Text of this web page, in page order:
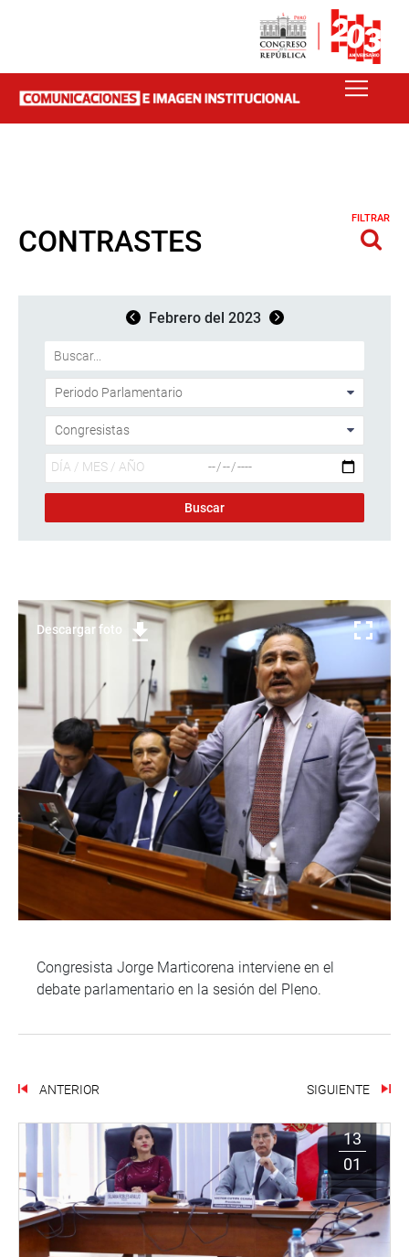
CONTRASTES
FILTRAR
Febrero del 2023
Descargar foto
Congresista Jorge Marticorena interviene en el
debate parlamentario en la sesión del Pleno.
ANTERIOR SIGUIENTE
13
01